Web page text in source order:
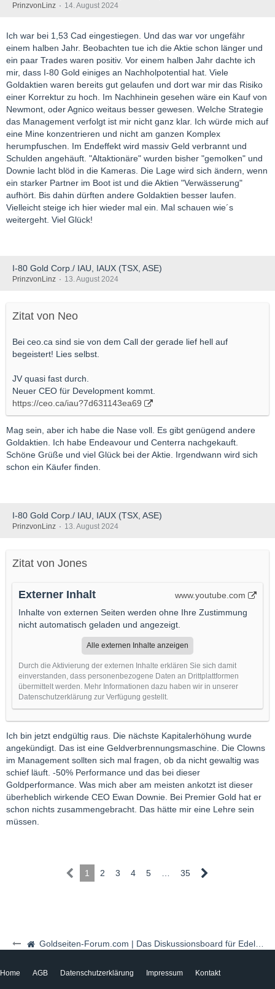
Goldseiten-Forum.com | Das Diskussionsboard für Edelmetalle & Rohstoffe
PrinzvonLinz 14. August 2024
Ich war bei 1,53 Cad eingestiegen. Und das war vor ungefähr
einem halben Jahr. Beobachten tue ich die Aktie schon länger und
ein paar Trades waren positiv. Vor einem halben Jahr dachte ich
mir, dass I-80 Gold einiges an Nachholpotential hat. Viele
Goldaktien waren bereits gut gelaufen und dort war mir das Risiko
einer Korrektur zu hoch. Im Nachhinein gesehen wäre ein Kauf von
Newmont, oder Agnico weitaus besser gewesen. Welche Strategie
das Management verfolgt ist mir nicht ganz klar. Ich würde mich auf
eine Mine konzentrieren und nicht am ganzen Komplex
herumpfuschen. Im Endeffekt wird massiv Geld verbrannt und
Schulden angehäuft. "Altaktionäre" wurden bisher "gemolken" und
Downie lacht blöd in die Kameras. Die Lage wird sich ändern, wenn
ein starker Partner im Boot ist und die Aktien "Verwässerung"
aufhört. Bis dahin dürften andere Goldaktien besser laufen.
Vielleicht steige ich hier wieder mal ein. Mal schauen wie´s
weitergeht. Viel Glück!
I-80 Gold Corp./ IAU, IAUX (TSX, ASE)
PrinzvonLinz 13. August 2024
Zitat von Neo
Bei ceo.ca sind sie von dem Call der gerade lief hell auf
begeistert! Lies selbst.
JV quasi fast durch.
Neuer CEO für Development kommt.
https://ceo.ca/iau?7d631143ea69
Mag sein, aber ich habe die Nase voll. Es gibt genügend andere
Goldaktien. Ich habe Endeavour und Centerra nachgekauft.
Schöne Grüße und viel Glück bei der Aktie. Irgendwann wird sich
schon ein Käufer finden.
I-80 Gold Corp./ IAU, IAUX (TSX, ASE)
PrinzvonLinz 13. August 2024
Zitat von Jones
Externer Inhalt
www.youtube.com
Inhalte von externen Seiten werden ohne Ihre Zustimmung
nicht automatisch geladen und angezeigt.
Alle externen Inhalte anzeigen
Durch die Aktivierung der externen Inhalte erklären Sie sich damit
einverstanden, dass personenbezogene Daten an Drittplattformen
übermittelt werden. Mehr Informationen dazu haben wir in unserer
Datenschutzerklärung zur Verfügung gestellt.
Ich bin jetzt endgültig raus. Die nächste Kapitalerhöhung wurde
angekündigt. Das ist eine Geldverbrennungsmaschine. Die Clowns
im Management sollten sich mal fragen, ob da nicht gewaltig was
schief läuft. -50% Performance und das bei dieser
Goldperformance. Was mich aber am meisten ankotzt ist dieser
überheblich wirkende CEO Ewan Downie. Bei Premier Gold hat er
schon nichts zusammengebracht. Das hätte mir eine Lehre sein
müssen.
1 2 3 4 5 35
Home AGB Datenschutzerklärung Impressum Kontakt